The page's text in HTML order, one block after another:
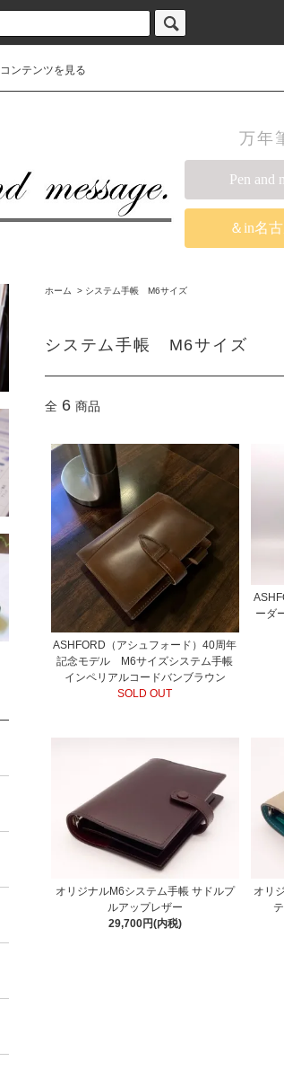
コンテンツを見る
万年
Pen and
＆in名
ホーム > システム手帳 M6サイズ
システム手帳 M6サイズ
全 6 商品
ASHFORD（アシュフォード）40周年
記念モデル M6サイズシステム手帳
インペリアルコードバンブラウン
SOLD OUT
ーダ
オリジナルM6システム手帳 サドルプ
ルアップレザー
29,700円(内税)
オリ